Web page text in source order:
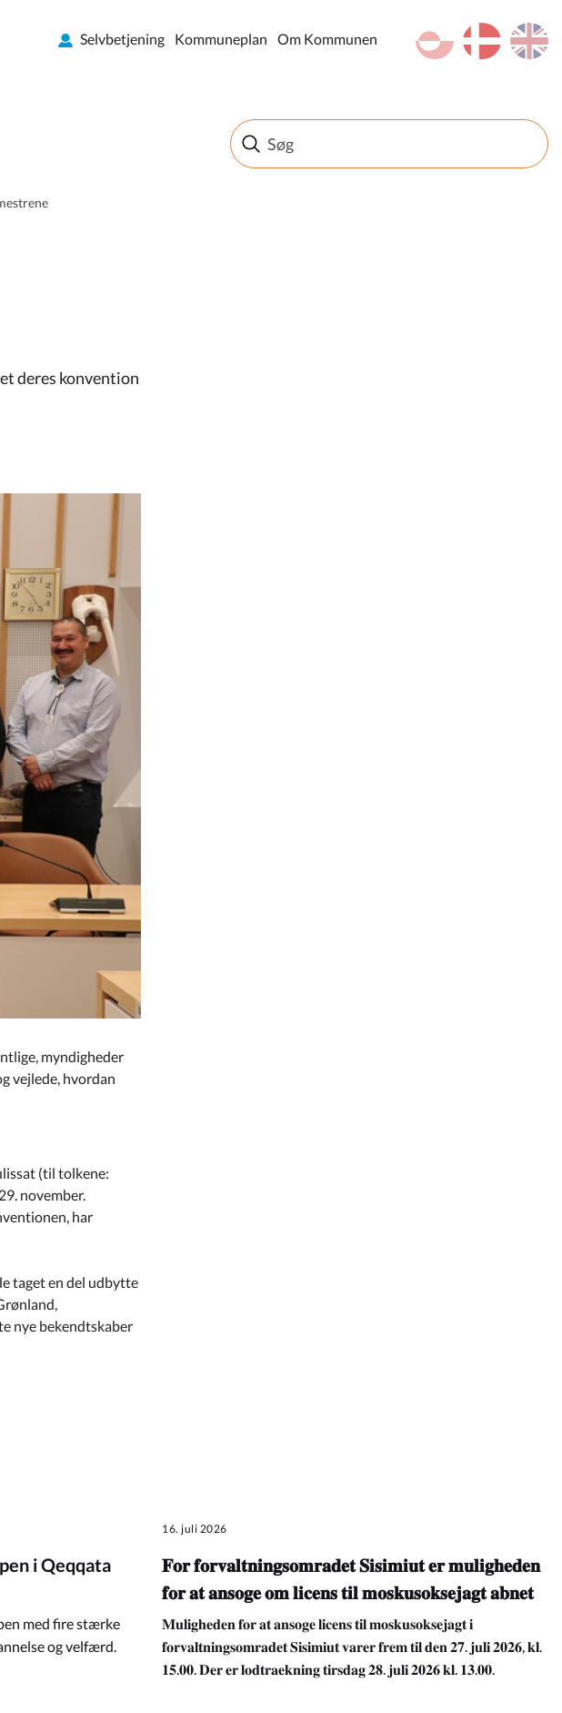
en
da
kl-GL
Selvbetjening Kommuneplan Om Kommunen
deres konvention
myndigheder
vejlede, hvordan
(til tolkene:
november.
har
taget en del udbytte
nye bekendtskaber
i Qeqqata
med fire stærke
og velfærd.
16. juli 2026
𝐅𝐨𝐫 𝐟𝐨𝐫𝐯𝐚𝐥𝐭𝐧𝐢𝐧𝐠𝐬𝐨𝐦𝐫𝐚𝐝𝐞𝐭 𝐒𝐢𝐬𝐢𝐦𝐢𝐮𝐭 𝐞𝐫 𝐦𝐮𝐥𝐢𝐠𝐡𝐞𝐝𝐞𝐧
𝐟𝐨𝐫 𝐚𝐭 𝐚𝐧𝐬𝐨𝐠𝐞 𝐨𝐦 𝐥𝐢𝐜𝐞𝐧𝐬 𝐭𝐢𝐥 𝐦𝐨𝐬𝐤𝐮𝐬𝐨𝐤𝐬𝐞𝐣𝐚𝐠𝐭 𝐚𝐛𝐧𝐞𝐭
𝐌𝐮𝐥𝐢𝐠𝐡𝐞𝐝𝐞𝐧 𝐟𝐨𝐫 𝐚𝐭 𝐚𝐧𝐬𝐨𝐠𝐞 𝐥𝐢𝐜𝐞𝐧𝐬 𝐭𝐢𝐥 𝐦𝐨𝐬𝐤𝐮𝐬𝐨𝐤𝐬𝐞𝐣𝐚𝐠𝐭 𝐢
𝐟𝐨𝐫𝐯𝐚𝐥𝐭𝐧𝐢𝐧𝐠𝐬𝐨𝐦𝐫𝐚𝐝𝐞𝐭 𝐒𝐢𝐬𝐢𝐦𝐢𝐮𝐭 𝐯𝐚𝐫𝐞𝐫 𝐟𝐫𝐞𝐦 𝐭𝐢𝐥 𝐝𝐞𝐧 𝟐𝟕. 𝐣𝐮𝐥𝐢 𝟐𝟎𝟐𝟔, 𝐤𝐥.
𝟏𝟓.𝟎𝟎. 𝐃𝐞𝐫 𝐞𝐫 𝐥𝐨𝐝𝐭𝐫𝐚𝐞𝐤𝐧𝐢𝐧𝐠 𝐭𝐢𝐫𝐬𝐝𝐚𝐠 𝟐𝟖. 𝐣𝐮𝐥𝐢 𝟐𝟎𝟐𝟔 𝐤𝐥. 𝟏𝟑.𝟎𝟎.